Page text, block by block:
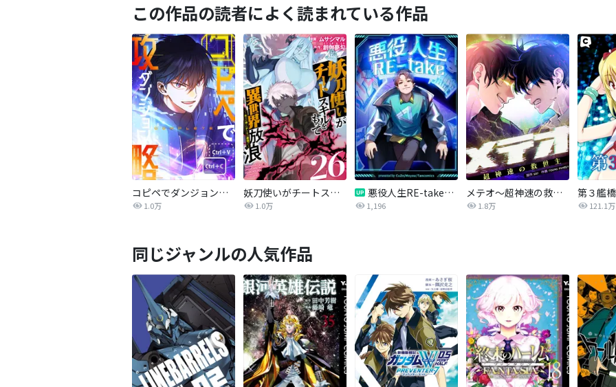
この作品の読者によく読まれている作品
コピペでダンジョン攻略！【タテヨミ】
1.0万
妖刀使いがチートスキルをもって異世界放浪 ～生まれ持ったチートは最強！！～
1.0万
悪役人生RE-take【タテヨミ】
1,196
メテオ～超神速の救世主～【タテヨミ】
1.8万
第３艦
121.1万
同じジャンルの人気作品